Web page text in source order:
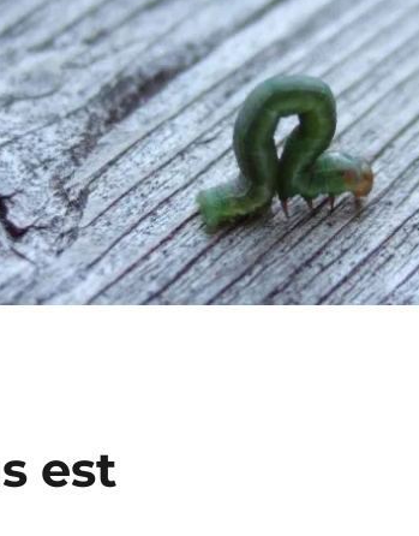
est